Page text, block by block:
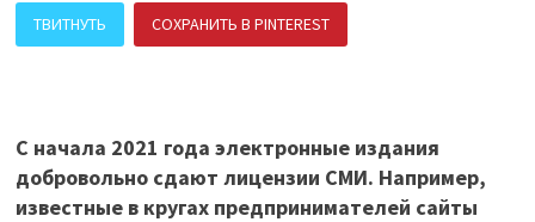
ТВИТНУТЬ СОХРАНИТЬ В PINTEREST
С начала 2021 года электронные издания
добровольно сдают лицензии СМИ. Например,
известные в кругах предпринимателей сайты